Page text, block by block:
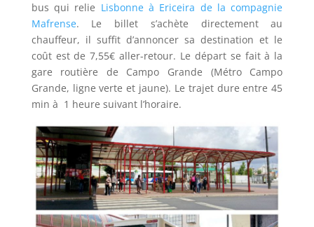
bus qui relie Lisbonne à Ericeira de la compagnie
Mafrense. Le billet s’achète directement au
chauffeur, il suffit d’annoncer sa destination et le
coût est de 7,55€ aller-retour. Le départ se fait à la
gare routière de Campo Grande (Métro Campo
Grande, ligne verte et jaune). Le trajet dure entre 45
min à 1 heure suivant l’horaire.